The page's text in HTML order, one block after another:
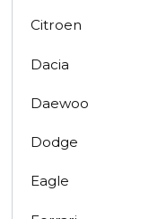
Citroen
Dacia
Daewoo
Dodge
Eagle